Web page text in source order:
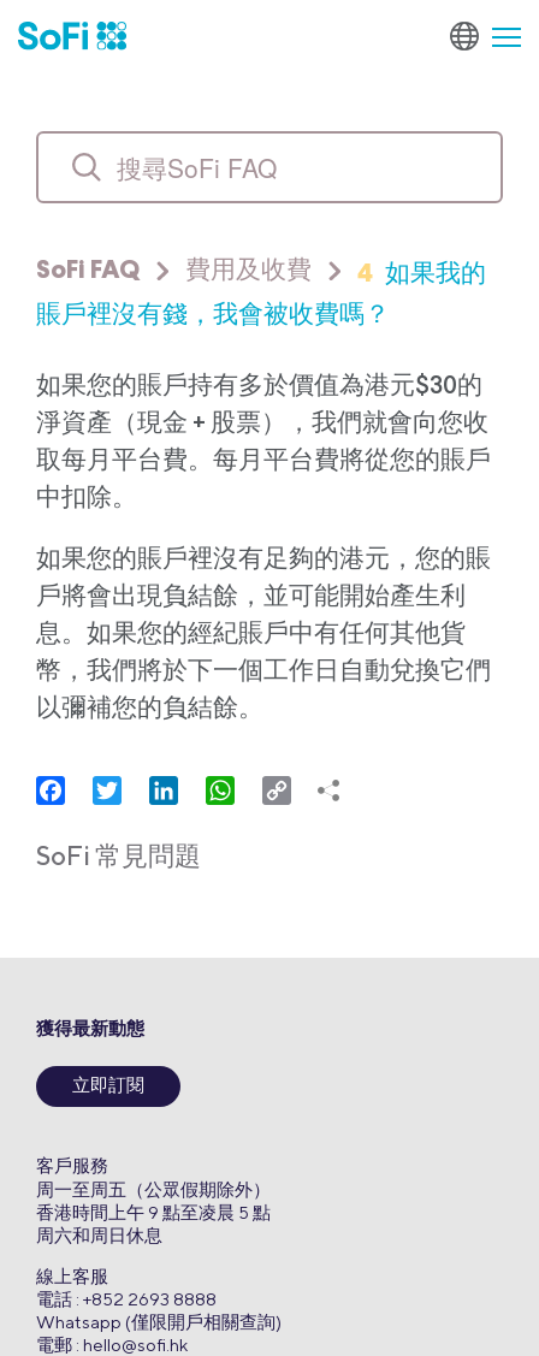
SoFi FAQ 費用及收費 4 如果我的
賬戶裡沒有錢，我會被收費嗎？
如果您的賬戶持有多於價值為港元$30的
淨資產（現金 + 股票），我們就會向您收
取每月平台費。每月平台費將從您的賬戶
中扣除。
如果您的賬戶裡沒有足夠的港元，您的賬
戶將會出現負結餘，並可能開始產生利
息。如果您的經紀賬戶中有任何其他貨
幣，我們將於下一個工作日自動兌換它們
以彌補您的負結餘。
FacebookTwitter LinkedInWhatsApp
Copy
SoFi 常見問題
獲得最新動態
立即訂閱
客戶服務
周一至周五（公眾假期除外）
香港時間上午 9 點至凌晨 5 點
周六和周日休息
線上客服
電話 : +852 2693 8888
Whatsapp (僅限開戶相關查詢)
電郵 : hello@sofi.hk